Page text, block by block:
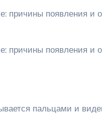
пальцами и